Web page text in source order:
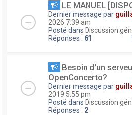
LE MANUEL
Dernier message par
2026 7:39 am
Posté dans Discussion
Réponses : 61
Besoin d'un
OpenConcerto?
Dernier message par
2019 5:55 pm
Posté dans Discussion
Réponses : 2